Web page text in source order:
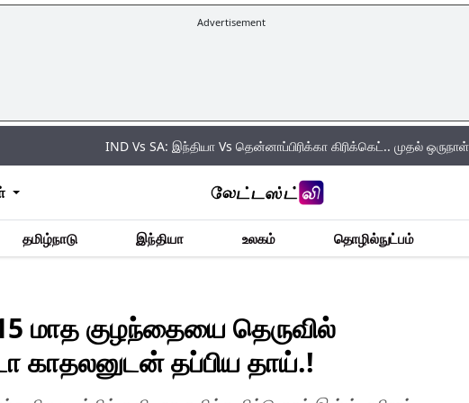
Advertisement
IND Vs SA: இந்தியா Vs தென்னாப்பிரிக்கா கிரிக்கெட்.. முதல் ஒருநாள் போட்டியில்
தமிழ்நாடு இந்தியா உலகம் தொழில்நுட்பம்
மாத குழந்தையை தெருவில்
காதலனுடன் தப்பிய தாய்.!